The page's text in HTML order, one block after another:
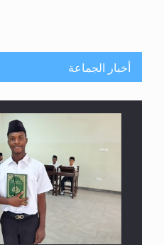
أخبار الجماعة